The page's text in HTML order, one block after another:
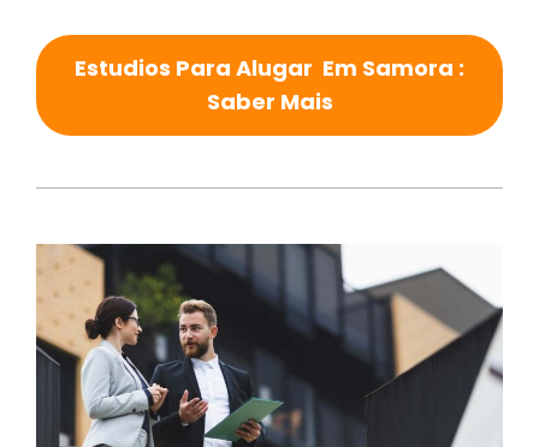
Estudios Para Alugar Em Samora :
Saber Mais